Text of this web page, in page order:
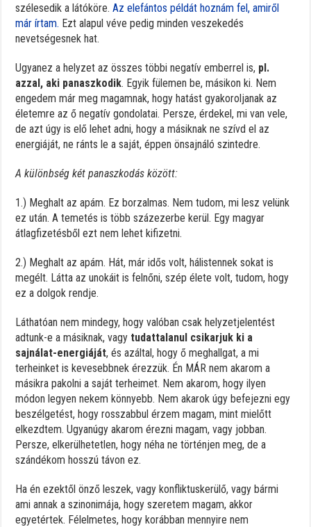
szélesedik a látóköre. Az elefántos példát hoznám fel, amiről
már írtam. Ezt alapul véve pedig minden veszekedés
nevetségesnek hat.
Ugyanez a helyzet az összes többi negatív emberrel is, pl.
azzal, aki panaszkodik. Egyik fülemen be, másikon ki. Nem
engedem már meg magamnak, hogy hatást gyakoroljanak az
életemre az ő negatív gondolatai. Persze, érdekel, mi van vele,
de azt úgy is elő lehet adni, hogy a másiknak ne szívd el az
energiáját, ne ránts le a saját, éppen önsajnáló szintedre.
A különbség két panaszkodás között:
1.) Meghalt az apám. Ez borzalmas. Nem tudom, mi lesz velünk
ez után. A temetés is több százezerbe kerül. Egy magyar
átlagfizetésből ezt nem lehet kifizetni.
2.) Meghalt az apám. Hát, már idős volt, hálistennek sokat is
megélt. Látta az unokáit is felnőni, szép élete volt, tudom, hogy
ez a dolgok rendje.
Láthatóan nem mindegy, hogy valóban csak helyzetjelentést
adtunk-e a másiknak, vagy tudattalanul csikarjuk ki a
sajnálat-energiáját, és azáltal, hogy ő meghallgat, a mi
terheinket is kevesebbnek érezzük. Én MÁR nem akarom a
másikra pakolni a saját terheimet. Nem akarom, hogy ilyen
módon legyen nekem könnyebb. Nem akarok úgy befejezni egy
beszélgetést, hogy rosszabbul érzem magam, mint mielőtt
elkezdtem. Ugyanúgy akarom érezni magam, vagy jobban.
Persze, elkerülhetetlen, hogy néha ne történjen meg, de a
szándékom hosszú távon ez.
Ha én ezektől önző leszek, vagy konfliktuskerülő, vagy bármi
ami annak a szinonimája, hogy szeretem magam, akkor
egyetértek. Félelmetes, hogy korábban mennyire nem